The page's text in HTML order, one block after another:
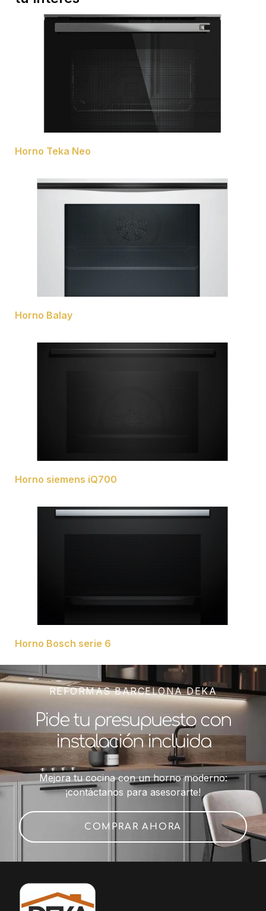
Horno Teka Neo
Horno Balay
Horno siemens iQ700
Horno Bosch serie 6
REFORMAS BARCELONA DEKA
Pide tu presupuesto con
instalación incluida
Mejora tu cocina con un horno moderno:
¡contáctanos para asesorarte!
COMPRAR AHORA